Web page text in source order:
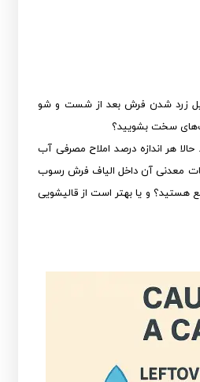
زرد شدن فرش بعد از شست و شو
آب‌های سخت بشویید؟
هر اندازه درصد املاح مصرفی آب
معدنی آن داخل الیاف فرش رسوب
و یا بهتر است از قالیشویی